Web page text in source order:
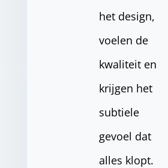
het design,
voelen de
kwaliteit en
krijgen het
subtiele
gevoel dat
alles klopt.